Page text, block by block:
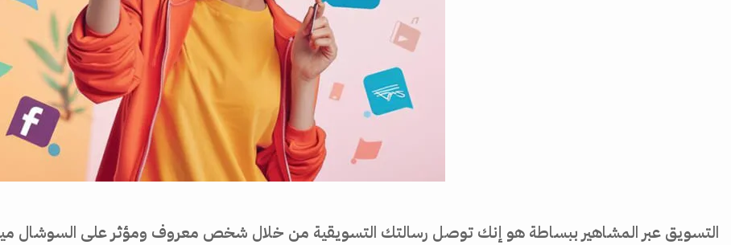
التسويق عبر المشاهير ببساطة هو إنك توصل رسالتك التسويقية من خلال شخص معروف ومؤثر على السوشال